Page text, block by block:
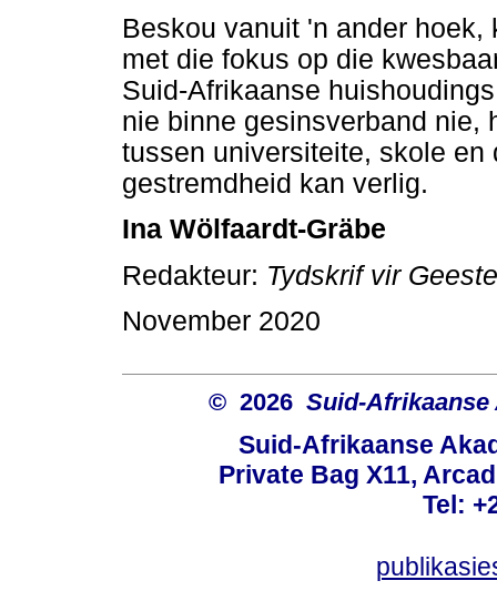
Beskou vanuit 'n ander
met die fokus op die
Suid-Afrikaanse
nie binne gesinsverband nie,
tussen universiteite, skole
gestremdheid kan verlig.
Ina Wölfaardt-Gräbe
Redakteur: Tydskrif vir
November 2020
© 2026 Suid-Afrikaanse
Suid-Afrikaanse
Private Bag X11,
Tel: